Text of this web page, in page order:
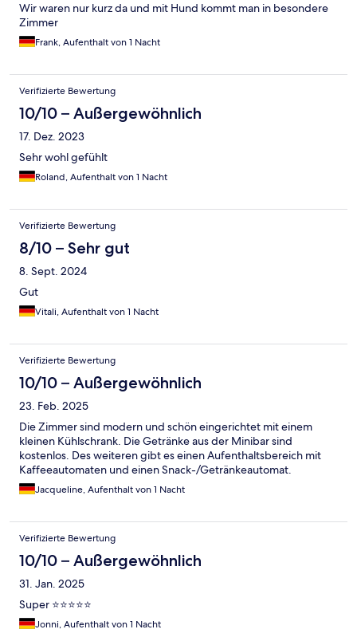
Wir waren nur kurz da und mit Hund kommt man in besondere
Zimmer
Frank, Aufenthalt von 1 Nacht
Verifizierte Bewertung
10/10 – Außergewöhnlich
17. Dez. 2023
Sehr wohl gefühlt
Roland, Aufenthalt von 1 Nacht
Verifizierte Bewertung
8/10 – Sehr gut
8. Sept. 2024
Gut
Vitali, Aufenthalt von 1 Nacht
Verifizierte Bewertung
10/10 – Außergewöhnlich
23. Feb. 2025
Die Zimmer sind modern und schön eingerichtet mit einem
kleinen Kühlschrank. Die Getränke aus der Minibar sind
kostenlos. Des weiteren gibt es einen Aufenthaltsbereich mit
Kaffeeautomaten und einen Snack-/Getränkeautomat.
Jacqueline, Aufenthalt von 1 Nacht
Verifizierte Bewertung
10/10 – Außergewöhnlich
31. Jan. 2025
Super ⭐️⭐️⭐️⭐️⭐️
Jonni, Aufenthalt von 1 Nacht